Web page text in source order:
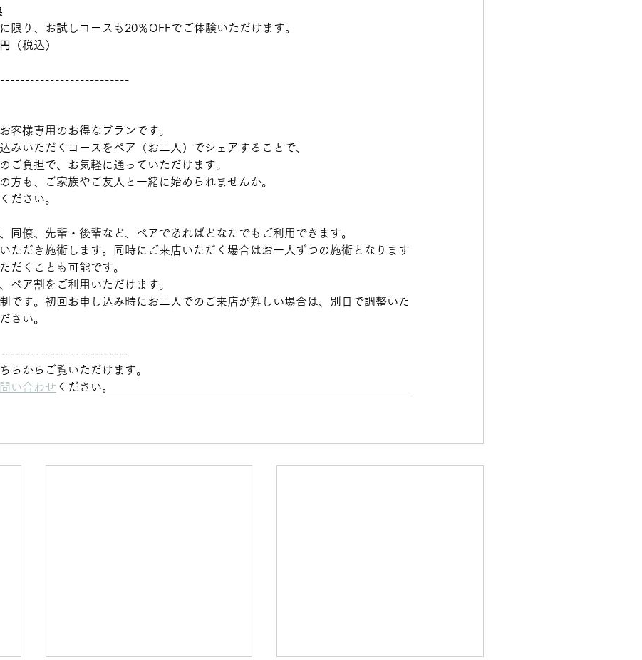
限り、お試しコースも20％OFFでご体験いただけます。
（税込）
客様専用のお得なプランです。
みいただくコースをペア（お二人）でシェアすることで、
ご負担で、お気軽に通っていただけます。
方も、ご家族やご友人と一緒に始められませんか。
ださい。
同僚、先輩・後輩など、ペアであればどなたでもご利用できます。
ただき施術します。同時にご来店いただく場合はお一人ずつの施術となります
だくことも可能です。
ペア割をご利用いただけます。
です。初回お申し込み時にお二人でのご来店が難しい場合は、別日で調整いた
さい。
らからご覧いただけます。
い合わせ ください。